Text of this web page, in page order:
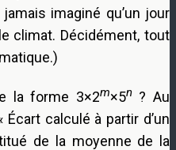
imaginé qu’un jour
climat. Décidément, tout
la forme 3×2m×5n? Au
calculé à partir d’un
de la moyenne de la